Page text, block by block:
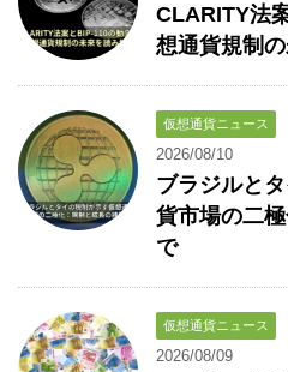
CLARITY法
想通貨規制
仮想通貨ニュース
2026/08/10
ブラジルと
貨市場の二
で
仮想通貨ニュース
2026/08/09